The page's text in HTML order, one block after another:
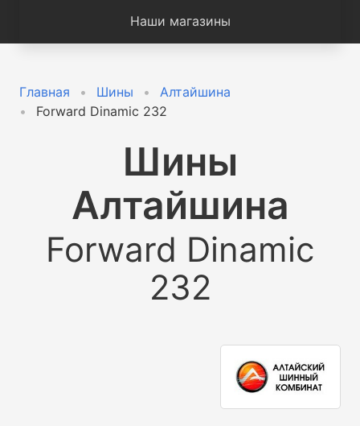
Наши магазины
Главная Шины
Алтайшина
Forward Dinamic 232
Шины
Алтайшина
Forward Dinamic
232